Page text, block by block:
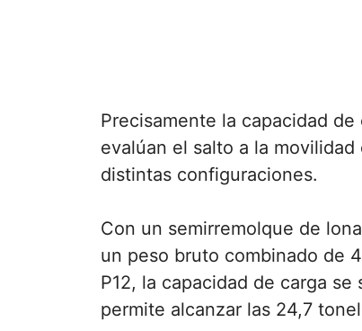
Precisamente la capacidad
evalúan el salto a la
distintas configuraciones.
Con un semirremolque de
un peso bruto combinado de
P12, la capacidad de carga
permite alcanzar las 24,7